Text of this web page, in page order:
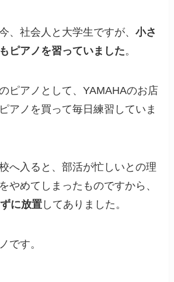
、社会人と大学生ですが、小さ
ピアノを習っていました。
ピアノとして、YAMAHAのお店
アノを買って毎日練習していま
へ入ると、部活が忙しいとの理
やめてしまったものですから、
に放置 してありました。
です。